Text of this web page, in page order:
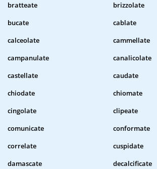
bratteate
brizzolate
bucate
cablate
calceolate
cammellate
campanulate
canalicolate
castellate
caudate
chiodate
chiomate
cingolate
clipeate
comunicate
conformate
correlate
cuspidate
damascate
decalcificate